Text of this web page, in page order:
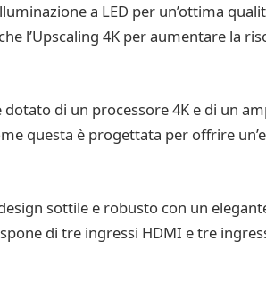
a LED per un’ottima
l’Upscaling 4K per aumentare la
dotato di un processore 4K e di un
questa è progettata per offrire
sottile e robusto con un
di tre ingressi HDMI e tre